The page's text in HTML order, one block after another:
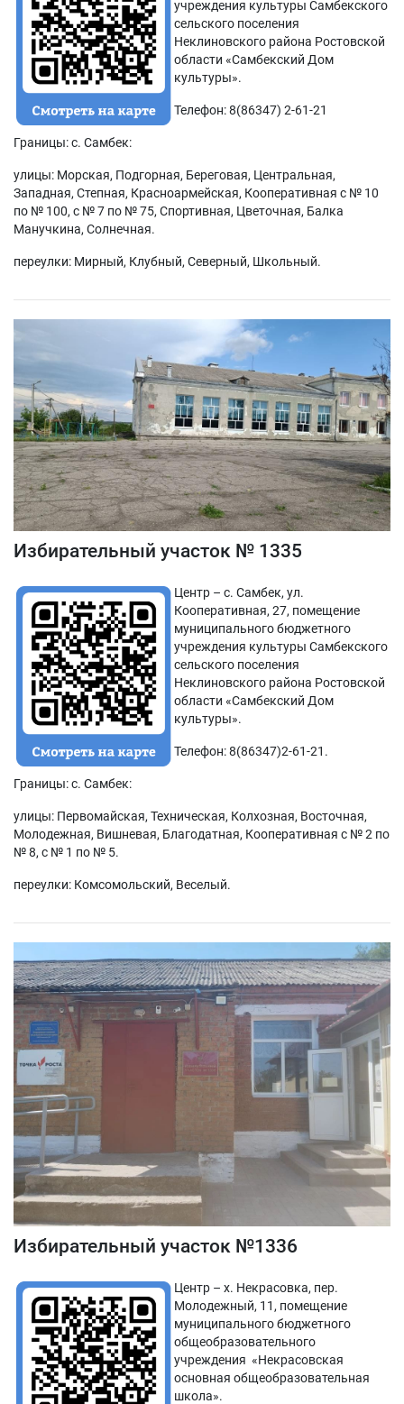
учреждения культуры Самбекского
сельского поселения
Неклиновского района Ростовской
области «Самбекский Дом
культуры».
Телефон: 8(86347) 2-61-21
Границы: с. Самбек:
улицы: Морская, Подгорная, Береговая, Центральная,
Западная, Степная, Красноармейская, Кооперативная с № 10
по № 100, с № 7 по № 75, Спортивная, Цветочная, Балка
Манучкина, Солнечная.
переулки: Мирный, Клубный, Северный, Школьный.
Избирательный участок № 1335
Центр – с. Самбек, ул.
Кооперативная, 27, помещение
муниципального бюджетного
учреждения культуры Самбекского
сельского поселения
Неклиновского района Ростовской
области «Самбекский Дом
культуры».
Телефон: 8(86347)2-61-21.
Границы: с. Самбек:
улицы: Первомайская, Техническая, Колхозная, Восточная,
Молодежная, Вишневая, Благодатная, Кооперативная с № 2 по
№ 8, с № 1 по № 5.
переулки: Комсомольский, Веселый.
Избирательный участок №1336
Центр – х. Некрасовка, пер.
Молодежный, 11, помещение
муниципального бюджетного
общеобразовательного
учреждения «Некрасовская
основная общеобразовательная
школа».